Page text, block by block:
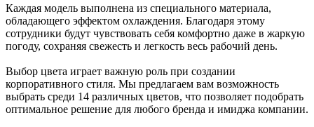
Каждая модель выполнена из специального материала,
обладающего эффектом охлаждения. Благодаря этому
сотрудники будут чувствовать себя комфортно даже в жаркую
погоду, сохраняя свежесть и легкость весь рабочий день.
Выбор цвета играет важную роль при создании
корпоративного стиля. Мы предлагаем вам возможность
выбрать среди 14 различных цветов, что позволяет подобрать
оптимальное решение для любого бренда и имиджа компании.